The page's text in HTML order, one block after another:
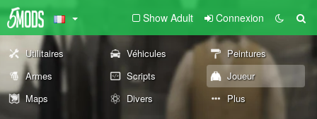
Show Adult Connexion
Utilitaires Véhicules
Peintures
Armes
Scripts
Joueur
Maps
Divers Plus